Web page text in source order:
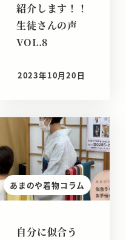
紹介します！！
生徒さんの声
VOL.8
投稿日
2023年10月20日
あまのや着物コラム
自分に似合う